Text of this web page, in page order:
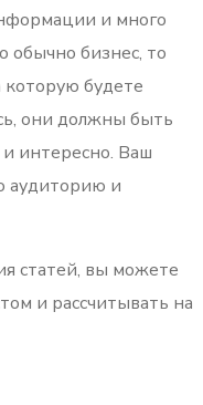
и много
обычно бизнес, то
будете
они должны быть
интересно. Ваш
аудиторию и
статей, вы можете
и рассчитывать на